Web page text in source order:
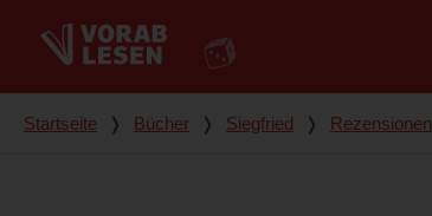
Du bist hier
Startseite ❭ Bücher ❭ Siegfried ❭ Rezensionen